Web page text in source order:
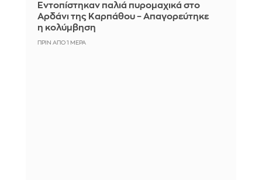
Εντοπίστηκαν παλιά πυρομαχικά στο
Αρδάνι της Καρπάθου – Απαγορεύτηκε
η κολύμβηση
ΠΡΙΝ ΑΠΌ 1 ΜΈΡΑ